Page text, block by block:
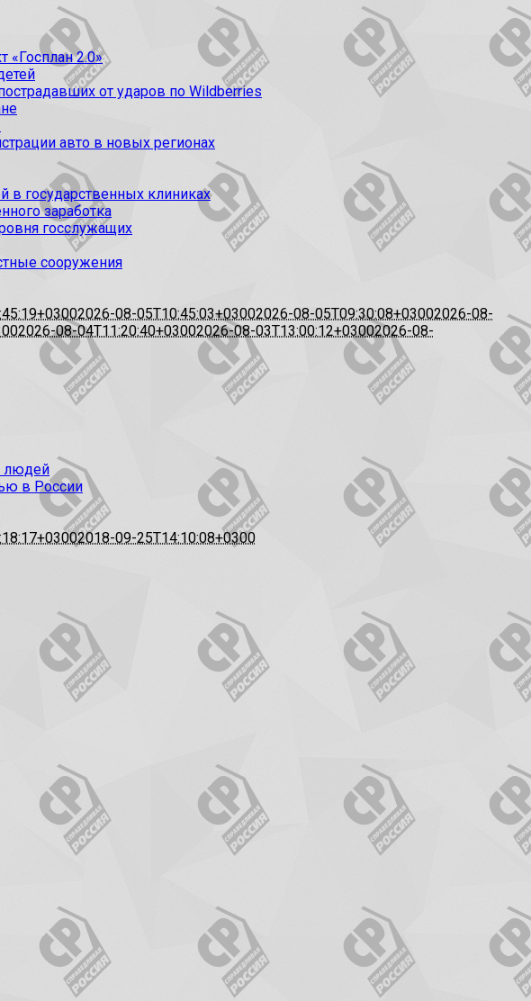
«Госплан 2.0»
от ударов по Wildberries
авто в новых регионах
государственных клиниках
заработка
госслужащих
сооружения
2026-08-05T10:45:03+03002026-08-05T09:30:08+03002026-08-
2026-08-04T11:20:40+03002026-08-03T13:00:12+03002026-08-
людей
в России
2018-09-25T14:10:08+0300